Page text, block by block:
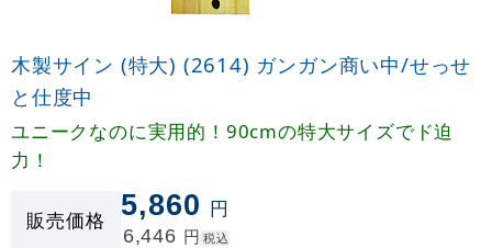
木製サイン (特大) (2614) ガンガン商い中/せっせ
と仕度中
ユニークなのに実用的！90cmの特大サイズでド迫
力！
販売価格 5,860 円
6,446 円 税込